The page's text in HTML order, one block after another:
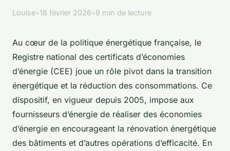
Louise•18 février 2026•9 min de lecture
Au cœur de la politique énergétique française, le
Registre national des certificats d’économies
d’énergie (CEE) joue un rôle pivot dans la transition
énergétique et la réduction des consommations. Ce
dispositif, en vigueur depuis 2005, impose aux
fournisseurs d’énergie de réaliser des économies
d’énergie en encourageant la rénovation énergétique
des bâtiments et d’autres opérations d’efficacité. En